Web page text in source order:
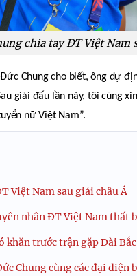
chia tay ĐT Việt Nam
Chung cho biết, ông dự
giải đấu lần này, tôi cũng
nữ Việt Nam”.
Việt Nam sau giải châu Á
nhân ĐT Việt Nam thất
khăn trước trận gặp Đài
Chung cùng các đại diện